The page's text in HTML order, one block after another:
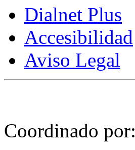
Dialnet Plus
Accesibilidad
Aviso Legal
Coordinado por: